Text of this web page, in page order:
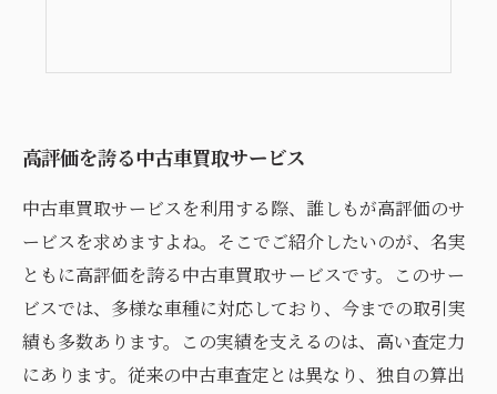
高評価を誇る中古車買取サービス
中古車買取サービスを利用する際、誰しもが高評価のサ
ービスを求めますよね。そこでご紹介したいのが、名実
ともに高評価を誇る中古車買取サービスです。このサー
ビスでは、多様な車種に対応しており、今までの取引実
績も多数あります。この実績を支えるのは、高い査定力
にあります。従来の中古車査定とは異なり、独自の算出